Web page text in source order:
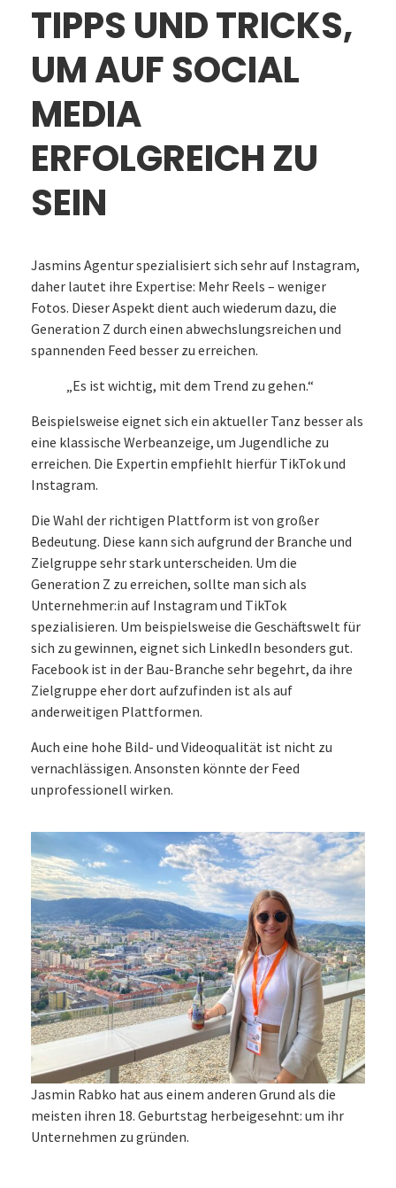
TIPPS UND TRICKS,
UM AUF SOCIAL
MEDIA
ERFOLGREICH ZU
SEIN
Jasmins Agentur spezialisiert sich sehr auf Instagram,
daher lautet ihre Expertise: Mehr Reels – weniger
Fotos. Dieser Aspekt dient auch wiederum dazu, die
Generation Z durch einen abwechslungsreichen und
spannenden Feed besser zu erreichen.
„Es ist wichtig, mit dem Trend zu gehen.“
Beispielsweise eignet sich ein aktueller Tanz besser als
eine klassische Werbeanzeige, um Jugendliche zu
erreichen. Die Expertin empfiehlt hierfür TikTok und
Instagram.
Die Wahl der richtigen Plattform ist von großer
Bedeutung. Diese kann sich aufgrund der Branche und
Zielgruppe sehr stark unterscheiden. Um die
Generation Z zu erreichen, sollte man sich als
Unternehmer:in auf Instagram und TikTok
spezialisieren. Um beispielsweise die Geschäftswelt für
sich zu gewinnen, eignet sich LinkedIn besonders gut.
Facebook ist in der Bau-Branche sehr begehrt, da ihre
Zielgruppe eher dort aufzufinden ist als auf
anderweitigen Plattformen.
Auch eine hohe Bild- und Videoqualität ist nicht zu
vernachlässigen. Ansonsten könnte der Feed
unprofessionell wirken.
Jasmin Rabko hat aus einem anderen Grund als die
meisten ihren 18. Geburtstag herbeigesehnt: um ihr
Unternehmen zu gründen.